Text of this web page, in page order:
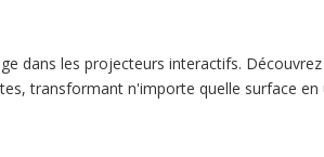
dans les projecteurs interactifs.
transformant n'importe quelle surface en